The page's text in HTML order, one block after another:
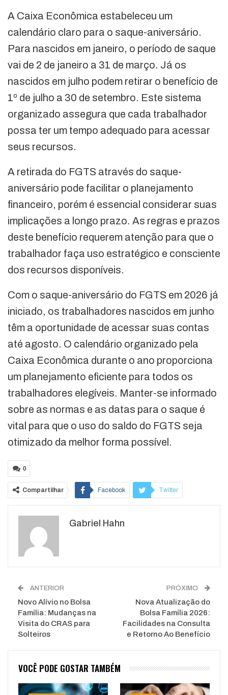
A Caixa Econômica estabeleceu um
calendário claro para o saque-aniversário.
Para nascidos em janeiro, o período de saque
vai de 2 de janeiro a 31 de março. Já os
nascidos em julho podem retirar o benefício de
1º de julho a 30 de setembro. Este sistema
organizado assegura que cada trabalhador
possa ter um tempo adequado para acessar
seus recursos.
A retirada do FGTS através do saque-
aniversário pode facilitar o planejamento
financeiro, porém é essencial considerar suas
implicações a longo prazo. As regras e prazos
deste benefício requerem atenção para que o
trabalhador faça uso estratégico e consciente
dos recursos disponíveis.
Com o saque-aniversário do FGTS em 2026 já
iniciado, os trabalhadores nascidos em junho
têm a oportunidade de acessar suas contas
até agosto. O calendário organizado pela
Caixa Econômica durante o ano proporciona
um planejamento eficiente para todos os
trabalhadores elegíveis. Manter-se informado
sobre as normas e as datas para o saque é
vital para que o uso do saldo do FGTS seja
otimizado da melhor forma possível.
0
Compartilhar Facebook Twitter
WhatsApp
Gabriel Hahn
ANTERIOR
Novo Alívio no Bolsa
Família: Mudanças na
Visita do CRAS para
Solteiros
PRÓXIMO
Nova Atualização do
Bolsa Família 2026:
Facilidades na Consulta
e Retorno Ao Benefício
VOCÊ PODE GOSTAR TAMBÉM